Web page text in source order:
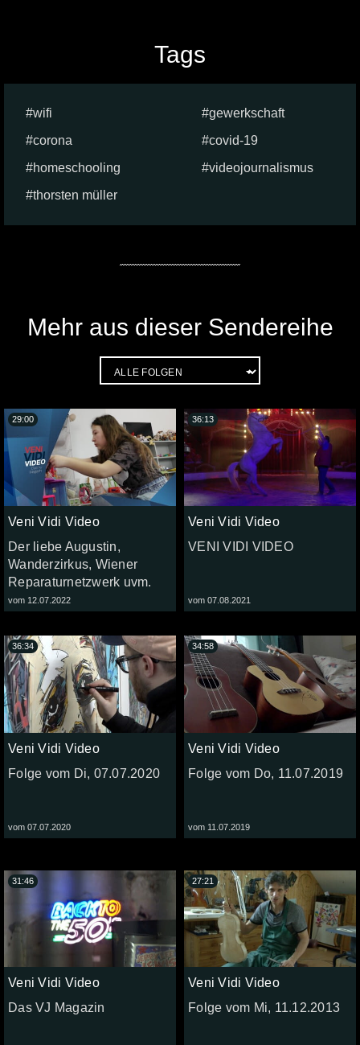
Tags
wifi
gewerkschaft
corona
covid-19
homeschooling
videojournalismus
thorsten müller
Mehr aus dieser Sendereihe
Veni Vidi Video
Der liebe Augustin,
Wanderzirkus, Wiener
Reparaturnetzwerk uvm.
vom 12.07.2022
29:00
Veni Vidi Video
VENI VIDI VIDEO
vom 07.08.2021
36:13
Veni Vidi Video
Folge vom Di, 07.07.2020
vom 07.07.2020
36:34
Veni Vidi Video
Folge vom Do, 11.07.2019
vom 11.07.2019
34:58
Veni Vidi Video
Das VJ Magazin
31:46
Veni Vidi Video
Folge vom Mi, 11.12.2013
27:21